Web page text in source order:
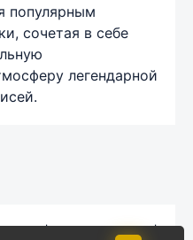
популярным
сочетая в себе
легендарной
Комментарии